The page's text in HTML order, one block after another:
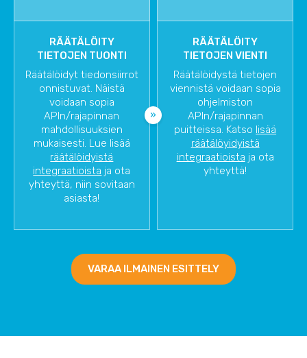
RÄÄTÄLÖITY
TIETOJEN TUONTI
Räätälöidyt tiedonsiirrot
onnistuvat. Näistä
voidaan sopia
APIn/rajapinnan
mahdollisuuksien
mukaisesti. Lue lisää
räätälöidyistä
integraatioista ja ota
yhteyttä, niin sovitaan
asiasta!
RÄÄTÄLÖITY
TIETOJEN VIENTI
Räätälöidystä tietojen
viennistä voidaan sopia
ohjelmiston
APIn/rajapinnan
puitteissa. Katso lisää
räätälöyidyistä
integraatioista ja ota
yhteyttä!
VARAA ILMAINEN ESITTELY